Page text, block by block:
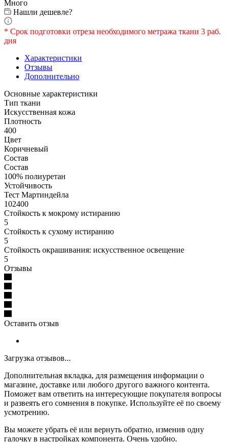
Много
Нашли дешевле?
* Срок подготовки отреза необходимого метража ткани 3 раб.
дня
Характеристики
Отзывы
Дополнительно
Основные характеристики
Тип ткани
Искусственная кожа
Плотность
400
Цвет
Коричневый
Состав
Состав
100% полиуретан
Устойчивость
Тест Мартиндейла
102400
Стойкость к мокрому истиранию
5
Стойкость к сухому истиранию
5
Стойкость окрашивания: искусственное освещение
5
Отзывы
Оставить отзыв
Загрузка отзывов...
Дополнительная вкладка, для размещения информации о
магазине, доставке или любого другого важного контента.
Поможет вам ответить на интересующие покупателя вопросы
и развеять его сомнения в покупке. Используйте её по своему
усмотрению.
Вы можете убрать её или вернуть обратно, изменив одну
галочку в настройках компонента. Очень удобно.